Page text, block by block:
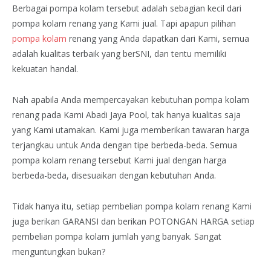
Berbagai pompa kolam tersebut adalah sebagian kecil dari
pompa kolam renang yang Kami jual. Tapi apapun pilihan
pompa kolam renang yang Anda dapatkan dari Kami, semua
adalah kualitas terbaik yang berSNI, dan tentu memiliki
kekuatan handal.
Nah apabila Anda mempercayakan kebutuhan pompa kolam
renang pada Kami Abadi Jaya Pool, tak hanya kualitas saja
yang Kami utamakan. Kami juga memberikan tawaran harga
terjangkau untuk Anda dengan tipe berbeda-beda. Semua
pompa kolam renang tersebut Kami jual dengan harga
berbeda-beda, disesuaikan dengan kebutuhan Anda.
Tidak hanya itu, setiap pembelian pompa kolam renang Kami
juga berikan GARANSI dan berikan POTONGAN HARGA setiap
pembelian pompa kolam jumlah yang banyak. Sangat
menguntungkan bukan?